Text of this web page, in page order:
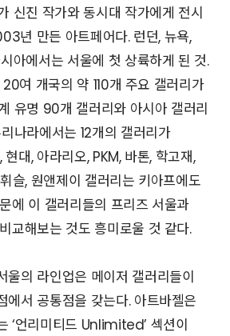
신진 작가와 동시대 작가에게 전시
년 만든 아트페어다. 런던, 뉴욕,
아에서는 서울에 첫 상륙하게 된 것.
여 개국의 약 110개 주요 갤러리가
유명 90개 갤러리와 아시아 갤러리
나라에서는 12개의 갤러리가
대, 아라리오, PKM, 바톤, 학고재,
슬, 원앤제이 갤러리는 키아프에도
에 이 갤러리들의 프리즈 서울과
교해보는 것도 흥미로울 것 같다.
울의 라인업은 메이저 갤러리들이
에서 공통점을 갖는다. 아트바젤은
‘언리미티드 Unlimited’ 섹션이